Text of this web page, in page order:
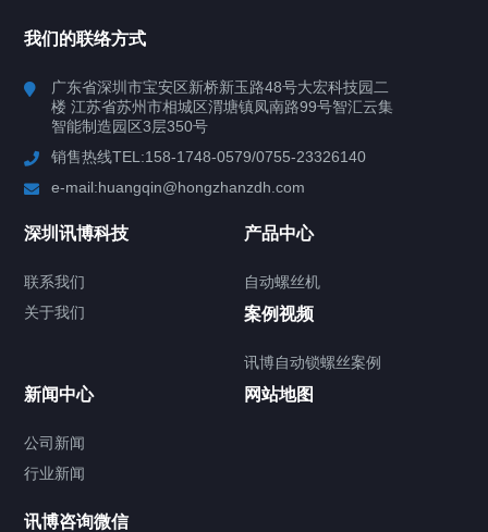
行业案例
联系我们
关于我们
联系我们
我们的联络方式
广东省深圳市宝安区新桥新玉路48号大宏科技园二
楼 江苏省苏州市相城区渭塘镇凤南路99号智汇云集
智能制造园区3层350号
销售热线TEL:158-1748-0579/0755-23326140
e-mail:huangqin@hongzhanzdh.com
深圳讯博科技
联系我们
关于我们
产品中心
自动螺丝机
案例视频
讯博自动锁螺丝案例
新闻中心
公司新闻
行业新闻
网站地图
讯博咨询微信